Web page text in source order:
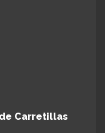
Carretillas